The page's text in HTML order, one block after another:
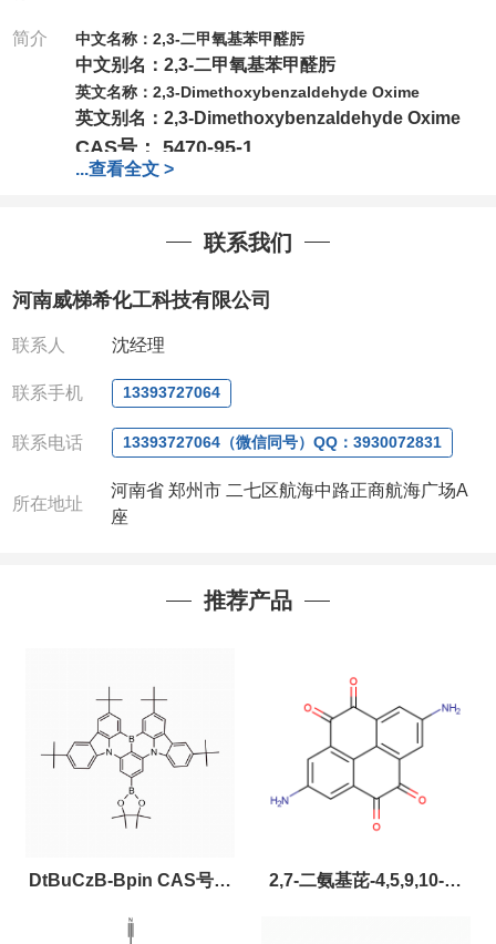
简介 中文名称： 2,3-二甲氧基苯甲醛肟
中文别名： 2,3-二甲氧基苯甲醛肟
英文名称： 2,3-Dimethoxybenzaldehyde Oxime
英文别名： 2,3-Dimethoxybenzaldehyde Oxime
CAS号： 5470-95-1
NO3
我司对高校及科研单位先发货和
作中有用到的试剂,欢迎前来询购,如若出现质量问题,
全额退款,并承担所有运费。电话:0371-
QQ:3930072831
联系人: 沈晓东(欢迎致电,或QQ、微信联系)
...查看全文 >
联系我们
河南威梯希化工科技有限公司
联系人 沈经理
联系手机 13393727064
联系电话 13393727064（微信同号）QQ：3930072831
所在地址
河南省 郑州市 二七区航海中路正商航海广场A
座
推荐产品
DtBuCzB-Bpin CAS号：
2643331-97-7
2,7-二氨基芘-4,5,9,10-四